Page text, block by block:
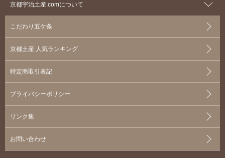
京都宇治土産.comについて
こだわり五ケ条
京都土産 人気ランキング
特定商取引表記
プライバシーポリシー
リンク集
お問い合わせ